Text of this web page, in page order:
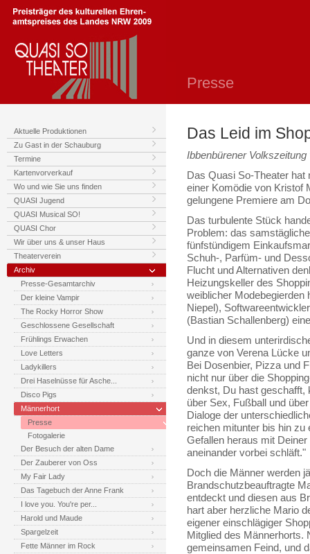
Presse
Aktuelle Produktionen
Zu Gast in der Schauburg
Termine
Kartenvorverkauf
Wo und wie Sie uns finden
QUASI Jugend
QUASI Musical SO!
QUASI Chor
Wir über uns & unser Haus
Theaterverein
Archiv
Presse-Gesamtarchiv
Der kleine Vampir
The Rocky Horror Show
Geschlossene Gesellschaft
Frühlings Erwachen
Love Letters
Ladykillers
Drei Haselnüsse für Asche...
Disco Pigs
Männerhort
Presse
Fotogalerie
Der Besuch der alten Dame
Der Zauberer von Oss
My Fair Lady
Das Tagebuch der Anne Frank
I love you. You're per...
Harold und Maude
Spargelzeit
Fette Männer im Rock
Das Leid im
Ibbenbürener
Das Quasi So-Theater
einer Komödie von Kristof
gelungene Premiere am
Das turbulente Stück
Problem: das
fünfstündigem
Schuh-, Parfüm- und
Flucht und Alternativen
Heizungskeller des
weiblicher Modebegierden
Niepel),
(Bastian Schallenberg)
Und in diesem
ganze von Verena Lücke
Bei Dosenbier, Pizza und
nicht nur über die
denkst, Du hast geschafft,
über Sex, Fußball und
Dialoge der
reichen mitunter bis hin zu
Gefallen heraus mit
aneinander vorbei schläft."
Doch die Männer werden
Brandschutzbeauftragte
entdeckt und diesen aus
hart aber herzliche Mario
eigener einschlägiger
Mitglied des Männerhorts.
gemeinsamen Feind, und